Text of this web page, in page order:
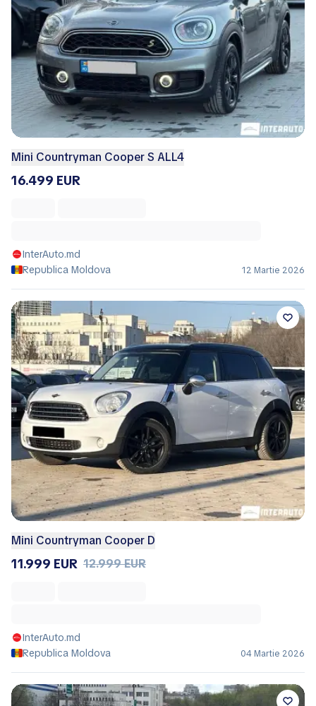
Mini Countryman Cooper S ALL4
16.499 EUR
InterAuto.md
Republica Moldova
12 Martie 2026
Mini Countryman Cooper D
11.999 EUR 12.999 EUR
InterAuto.md
Republica Moldova
04 Martie 2026